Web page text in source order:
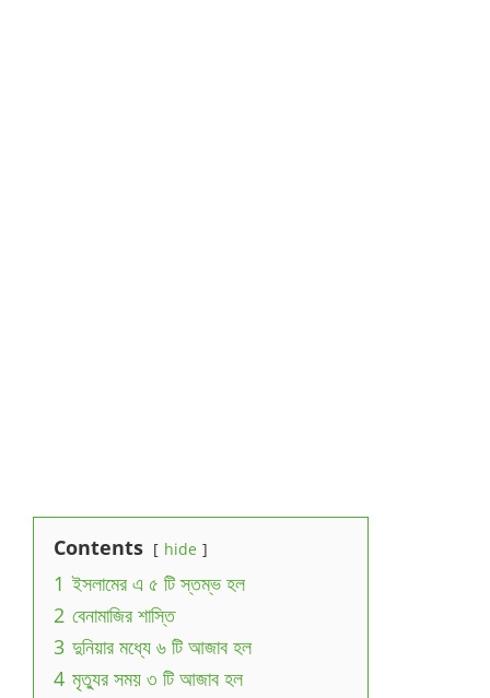
Contents hide
1 ইসলামের এ ৫ টি স্তম্ভ হল
2 বেনামাজির শাস্তি
3 দুনিয়ার মধ্যে ৬ টি আজাব হল
4 মৃত্যুর সময় ৩ টি আজাব হল